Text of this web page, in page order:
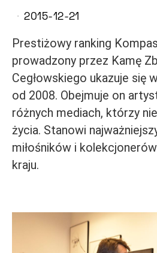
2015-12-21
Prestiżowy ranking
prowadzony przez Kamę
Cegłowskiego ukazuje się
od 2008. Obejmuje on
różnych mediach, którzy
życia. Stanowi
miłośników i
kraju.